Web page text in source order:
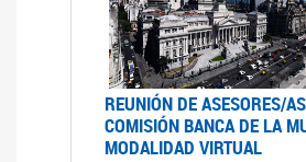
REUNIÓN DE ASESORES/
COMISIÓN BANCA DE LA
MODALIDAD VIRTUAL